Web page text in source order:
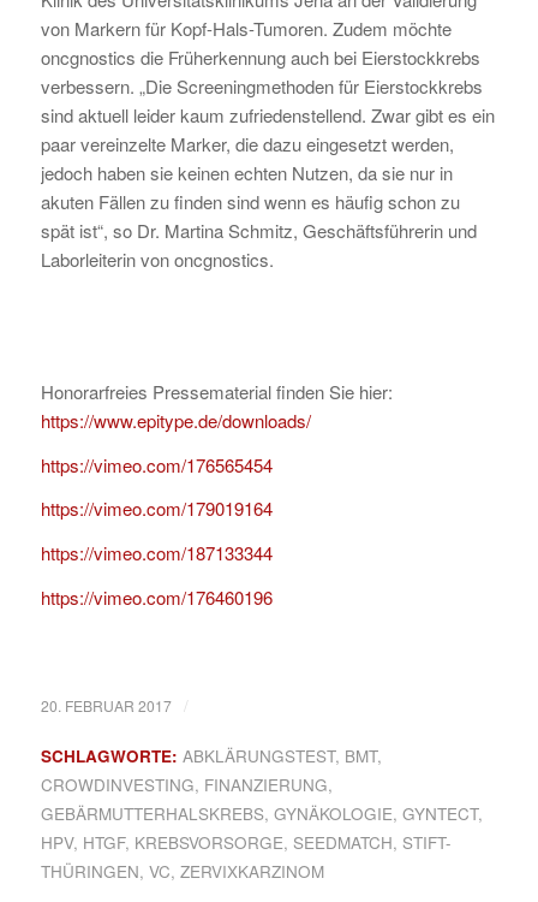
von Markern für Kopf-Hals-Tumoren. Zudem möchte
oncgnostics die Früherkennung auch bei Eierstockkrebs
verbessern. „Die Screeningmethoden für Eierstockkrebs
sind aktuell leider kaum zufriedenstellend. Zwar gibt es ein
paar vereinzelte Marker, die dazu eingesetzt werden,
jedoch haben sie keinen echten Nutzen, da sie nur in
akuten Fällen zu finden sind wenn es häufig schon zu
spät ist“, so Dr. Martina Schmitz, Geschäftsführerin und
Laborleiterin von oncgnostics.
Honorarfreies Pressematerial finden Sie hier:
https://www.epitype.de/downloads/
https://vimeo.com/176565454
https://vimeo.com/179019164
https://vimeo.com/187133344
https://vimeo.com/176460196
20. FEBRUAR 2017 /
SCHLAGWORTE: ABKLÄRUNGSTEST, BMT,
CROWDINVESTING, FINANZIERUNG,
GEBÄRMUTTERHALSKREBS, GYNÄKOLOGIE, GYNTECT,
HPV, HTGF, KREBSVORSORGE, SEEDMATCH, STIFT-
THÜRINGEN, VC, ZERVIXKARZINOM